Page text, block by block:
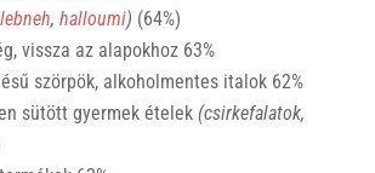
lebneh, halloumi) (64%)
vissza az alapokhoz 63%
szörpök, alkoholmentes italok 62%
sütött gyermek ételek (csirkefalatok,